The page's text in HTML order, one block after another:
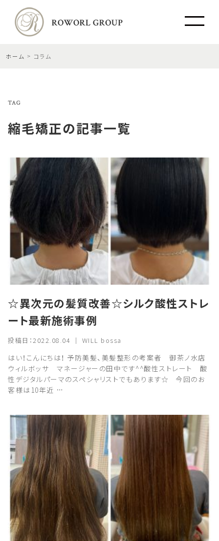
ホーム コラム
TAG
縮毛矯正の記事一覧
☆異次元の髪質改善☆シルク酸性ストレ
ート最新施術事例
投稿日：2022.08.04 ｜ WILL bossa
はい！こんにちは！ 予防美髪、美髪整形の考案者 御茶ノ水店
ウィルボッサ マネージャーの田中です^^酸性ストレート 酸
性デジタルパーマのスペシャリストでもあります☆ 今回のお
客様は10年近 …